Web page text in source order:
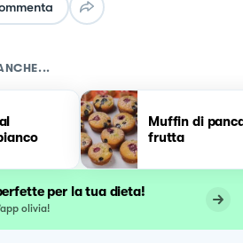
Muffin di
frutta
per la tua dieta!
olivia!